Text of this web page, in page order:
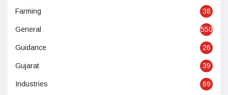
Farming 38
General 550
Guidance 26
Gujarat 39
Industries 69